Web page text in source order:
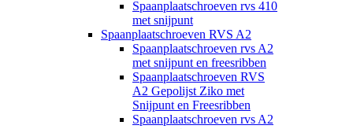
Spaanplaatschroeven rvs 410
met snijpunt
Spaanplaatschroeven RVS A2
Spaanplaatschroeven rvs A2
met snijpunt en freesribben
Spaanplaatschroeven RVS
A2 Gepolijst Ziko met
Snijpunt en Freesribben
Spaanplaatschroeven rvs A2